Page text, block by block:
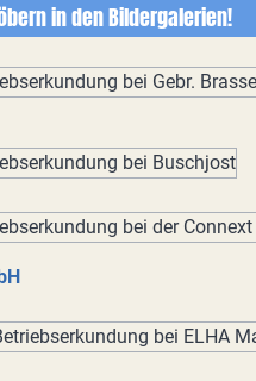
in den Bildergalerien!